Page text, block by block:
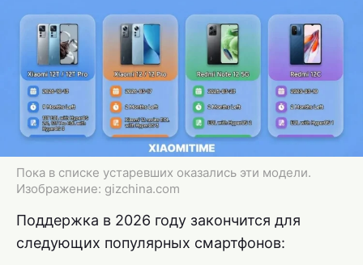
Пока в списке устаревших оказались эти модели.
Изображение: gizchina.com
Поддержка в 2026 году закончится для
следующих популярных смартфонов: